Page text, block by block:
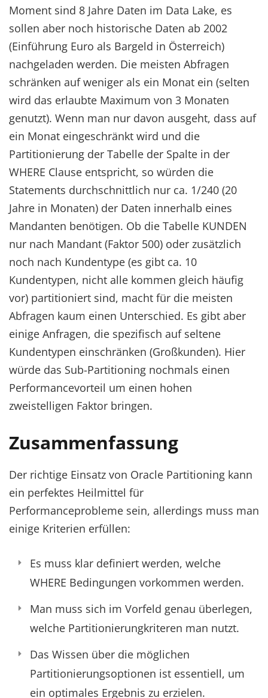
Moment sind 8 Jahre Daten im Data Lake, es
sollen aber noch historische Daten ab 2002
(Einführung Euro als Bargeld in Österreich)
nachgeladen werden. Die meisten Abfragen
schränken auf weniger als ein Monat ein (selten
wird das erlaubte Maximum von 3 Monaten
genutzt). Wenn man nur davon ausgeht, dass auf
ein Monat eingeschränkt wird und die
Partitionierung der Tabelle der Spalte in der
WHERE Clause entspricht, so würden die
Statements durchschnittlich nur ca. 1/240 (20
Jahre in Monaten) der Daten innerhalb eines
Mandanten benötigen. Ob die Tabelle KUNDEN
nur nach Mandant (Faktor 500) oder zusätzlich
noch nach Kundentype (es gibt ca. 10
Kundentypen, nicht alle kommen gleich häufig
vor) partitioniert sind, macht für die meisten
Abfragen kaum einen Unterschied. Es gibt aber
einige Anfragen, die spezifisch auf seltene
Kundentypen einschränken (Großkunden). Hier
würde das Sub-Partitioning nochmals einen
Performancevorteil um einen hohen
zweistelligen Faktor bringen.
Zusammenfassung
Der richtige Einsatz von Oracle Partitioning kann
ein perfektes Heilmittel für
Performanceprobleme sein, allerdings muss man
einige Kriterien erfüllen:
Es muss klar definiert werden, welche
WHERE Bedingungen vorkommen werden.
Man muss sich im Vorfeld genau überlegen,
welche Partitionierungkriteren man nutzt.
Das Wissen über die möglichen
Partitionierungsoptionen ist essentiell, um
ein optimales Ergebnis zu erzielen.